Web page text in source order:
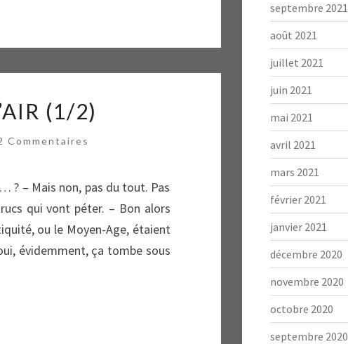
(1/2)
Commentaires
? – Mais non, pas du tout. Pas
qui vont péter. – Bon alors
ou le Moyen-Age, étaient
évidemment, ça tombe sous
septembre 2021
août 2021
juillet 2021
juin 2021
mai 2021
avril 2021
mars 2021
février 2021
janvier 2021
décembre 2020
novembre 2020
octobre 2020
septembre 2020